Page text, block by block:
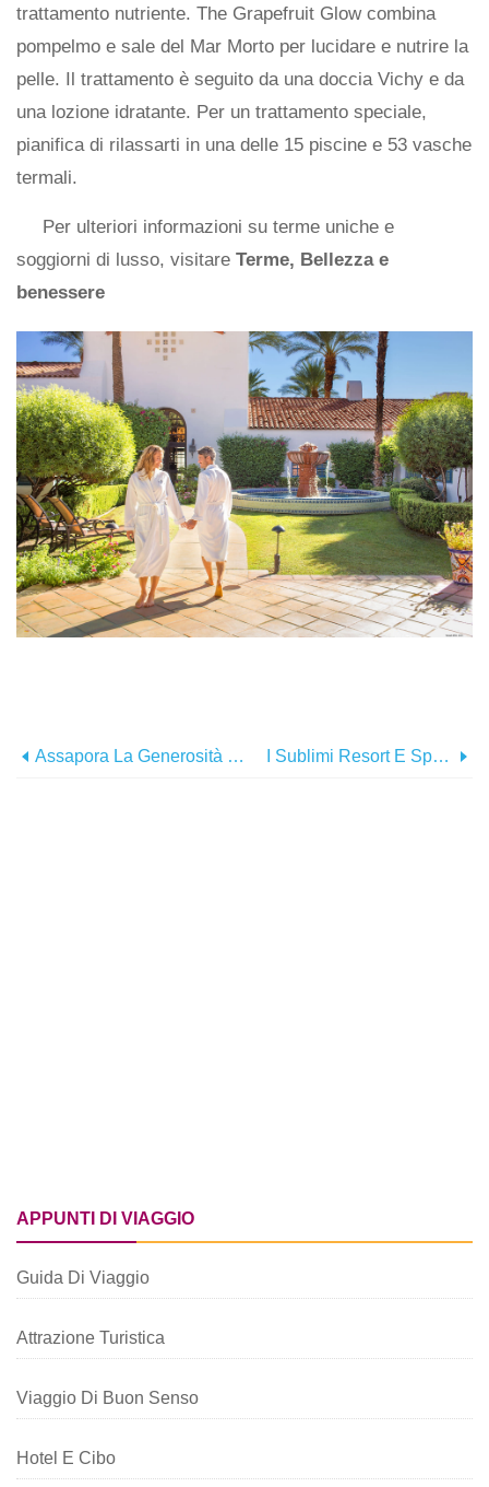
trattamento nutriente. The Grapefruit Glow combina
pompelmo e sale del Mar Morto per lucidare e nutrire la
pelle. Il trattamento è seguito da una doccia Vichy e da
una lozione idratante. Per un trattamento speciale,
pianifica di rilassarti in una delle 15 piscine e 53 vasche
termali.
Per ulteriori informazioni su terme uniche e
soggiorni di lusso, visitare Terme, Bellezza e
benessere
Assapora La Generosità Dell'autunno A Greater Palm Springs I Sublimi Resort E Spa Di Indian Wells
APPUNTI DI VIAGGIO
Guida Di Viaggio
Attrazione Turistica
Viaggio Di Buon Senso
Hotel E Cibo